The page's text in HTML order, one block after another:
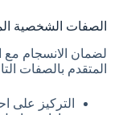
الصفات الشخصية
لضمان الانسجام مع
المتقدم بالصفات
التركيز على